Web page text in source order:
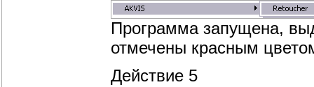
Программа запущена,
отмечены красным
Действие 5